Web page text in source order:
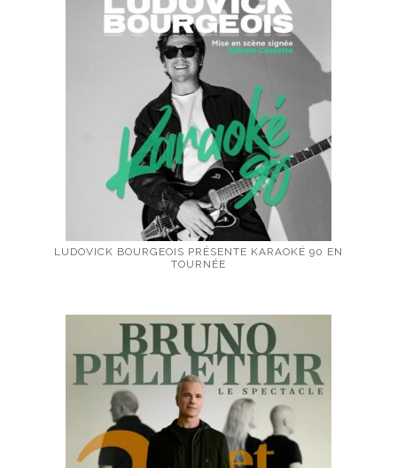
LUDOVICK BOURGEOIS PRÉSENTE KARAOKÉ 90 EN
TOURNÉE